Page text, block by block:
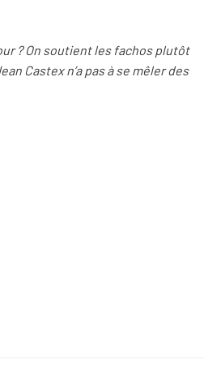
? On soutient les fachos plutôt
Castex n’a pas à se mêler des